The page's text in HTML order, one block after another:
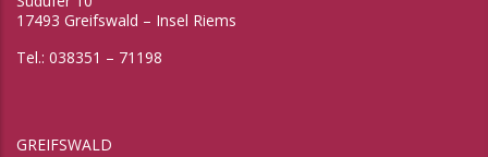
17493 Greifswald – Insel Riems
Tel.: 038351 – 71198
GREIFSWALD